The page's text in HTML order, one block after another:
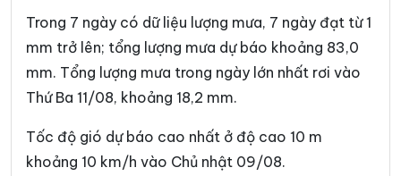
Xã Hợp Thành Xã Kha Sơn
Xã Kim Phượng Xã La Bằng
Xã La Hiên Xã Lam Vỹ
Xã Nam Cường Xã Nam Hòa
Trong 7 ngày có dữ liệu lượng mưa, 7 ngày đạt từ 1
mm trở lên; tổng lượng mưa dự báo khoảng 83,0
mm. Tổng lượng mưa trong ngày lớn nhất rơi vào
Thứ Ba 11/08, khoảng 18,2 mm.
Tốc độ gió dự báo cao nhất ở độ cao 10 m
khoảng 10 km/h vào Chủ nhật 09/08.